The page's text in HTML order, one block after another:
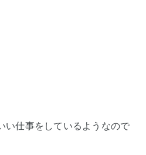
い仕事をしているようなので